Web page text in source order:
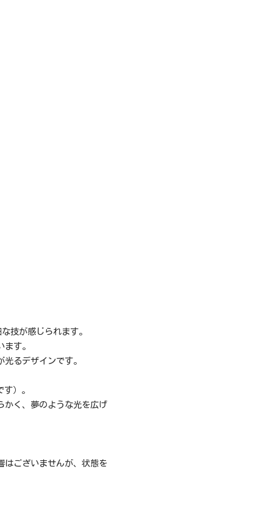
技が感じられます。
す。
るデザインです。
）。
かく、夢のような光を広げ
はございませんが、状態を